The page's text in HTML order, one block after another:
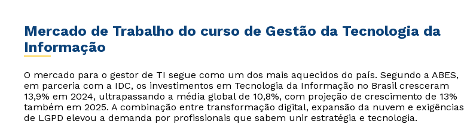
Mercado de Trabalho do curso de Gestão da Tecnologia da
Informação
O mercado para o gestor de TI segue como um dos mais aquecidos do país. Segundo a ABES,
em parceria com a IDC, os investimentos em Tecnologia da Informação no Brasil cresceram
13,9% em 2024, ultrapassando a média global de 10,8%, com projeção de crescimento de 13%
também em 2025. A combinação entre transformação digital, expansão da nuvem e exigências
de LGPD elevou a demanda por profissionais que sabem unir estratégia e tecnologia.